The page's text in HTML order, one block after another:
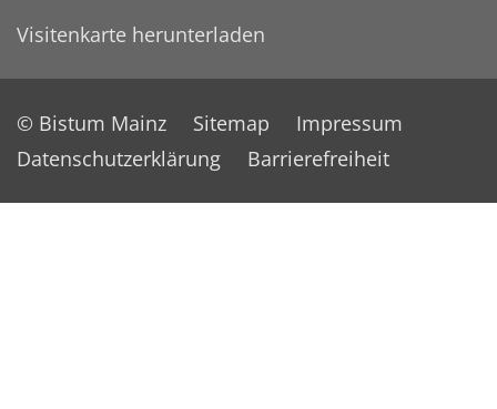
Visitenkarte herunterladen
© Bistum Mainz Sitemap
Impressum
Datenschutzerklärung
Barrierefreiheit